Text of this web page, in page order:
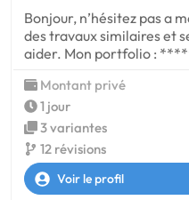
Bonjour, n’hésitez pas a
des travaux similaires et
aider. Mon portfolio :
Montant privé
1 jour
3 variantes
12 révisions
Voir le profil